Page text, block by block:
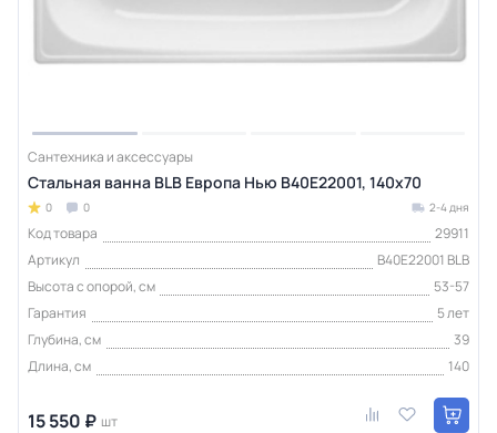
Сантехника и аксессуары
Стальная ванна BLB Европа Нью B40E22001, 140х70
0 0 2-4 дня
Код товара
29911
Артикул
B40E22001 BLB
Высота с опорой, см
53-57
Гарантия
5 лет
Глубина, см
39
Длина, см
140
15 550 ₽ шт